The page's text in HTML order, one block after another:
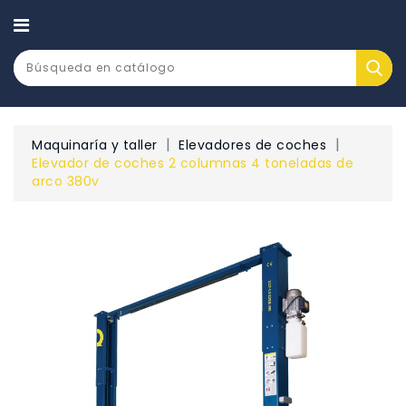
CATEGORÍA
Maquinaría y taller
Elevadores de coches
Elevador de coches 2 columnas 4 toneladas de
arco 380v